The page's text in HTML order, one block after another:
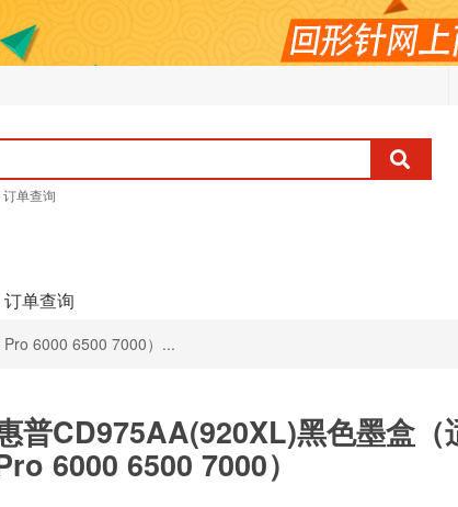
订单查询
订单查询
6000 6500 7000）...
普CD975AA(920XL)黑色墨盒
6000 6500 7000）